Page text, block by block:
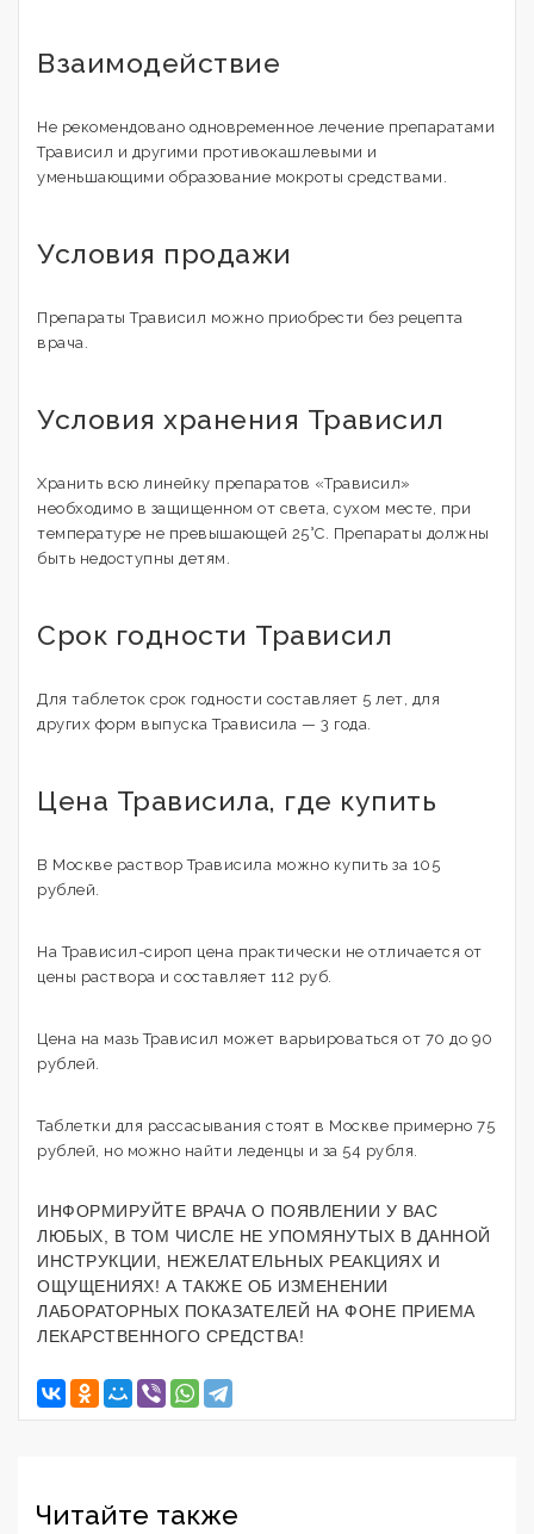
Взаимодействие
Не рекомендовано одновременное лечение препаратами
Трависил и другими противокашлевыми и
уменьшающими образование мокроты средствами.
Условия продажи
Препараты Трависил можно приобрести без рецепта
врача.
Условия хранения Трависил
Хранить всю линейку препаратов «Трависил»
необходимо в защищенном от света, сухом месте, при
температуре не превышающей 25°С. Препараты должны
быть недоступны детям.
Срок годности Трависил
Для таблеток срок годности составляет 5 лет, для
других форм выпуска Трависила — 3 года.
Цена Трависила, где купить
В Москве раствор Трависила можно купить за 105
рублей.
На Трависил-сироп цена практически не отличается от
цены раствора и составляет 112 руб.
Цена на мазь Трависил может варьироваться от 70 до 90
рублей.
Таблетки для рассасывания стоят в Москве примерно 75
рублей, но можно найти леденцы и за 54 рубля.
ИНФОРМИРУЙТЕ ВРАЧА О ПОЯВЛЕНИИ У ВАС
ЛЮБЫХ, В ТОМ ЧИСЛЕ НЕ УПОМЯНУТЫХ В ДАННОЙ
ИНСТРУКЦИИ, НЕЖЕЛАТЕЛЬНЫХ РЕАКЦИЯХ И
ОЩУЩЕНИЯХ! А ТАКЖЕ ОБ ИЗМЕНЕНИИ
ЛАБОРАТОРНЫХ ПОКАЗАТЕЛЕЙ НА ФОНЕ ПРИЕМА
ЛЕКАРСТВЕННОГО СРЕДСТВА!
Читайте также